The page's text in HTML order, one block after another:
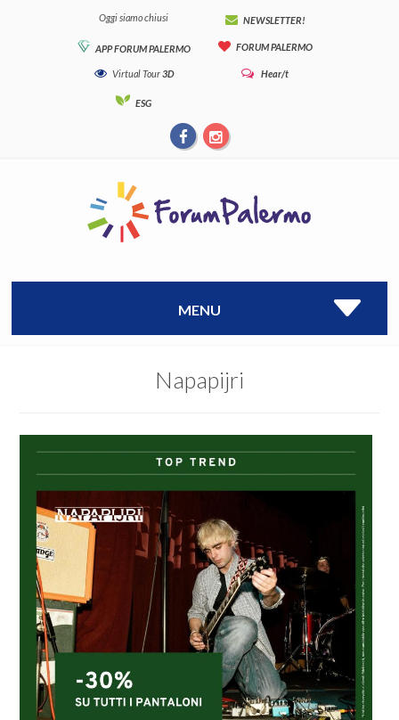
Oggi siamo chiusi NEWSLETTER!
APP FORUM PALERMO FORUM PALERMO
Virtual Tour3D Hear/t
ESG
MENU
Napapijri